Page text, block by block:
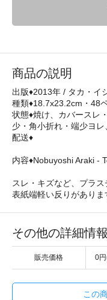
商品の説明
出版♦2013年 / タカ・イ
種類♦18.7x23.2cm・48
状態♦焼け、カバースレ
少・角小折れ・端少ヨ
配送♦
内容♦Nobuyoshi Araki -
スレ・キズなど、プラ
表紙端軽い反りがありま
その他の詳細情報
販売価格 0
この